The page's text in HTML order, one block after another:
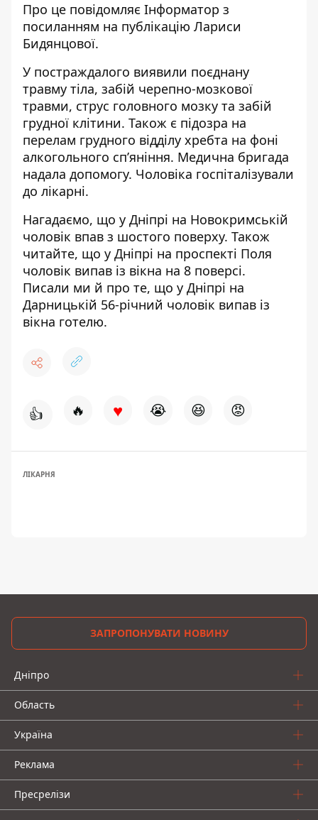
Про це повідомляє Інформатор з
посиланням на публікацію Лариси
Бидянцової.
У постраждалого виявили поєднану
травму тіла, забій черепно-мозкової
травми, струс головного мозку та забій
грудної клітини. Також є підозра на
перелам грудного відділу хребта на фоні
алкогольного сп’яніння. Медична бригада
надала допомогу. Чоловіка госпіталізували
до лікарні.
Нагадаємо, що у Дніпрі на Новокримській
чоловік впав з шостого поверху. Також
читайте, що у Дніпрі на проспекті Поля
чоловік випав із вікна на 8 поверсі.
Писали ми й про те, що у Дніпрі на
Дарницькій 56-річний чоловік випав із
вікна готелю.
👍 🔥 ♥ 😭 😆 😡
ЛІКАРНЯ
ЗАПРОПОНУВАТИ НОВИНУ
Дніпро
Область
Україна
Реклама
Пресрелізи